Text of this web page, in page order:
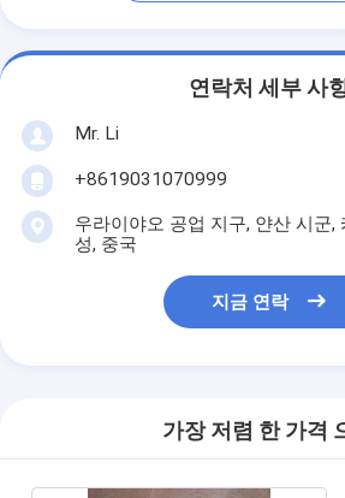
연락처 세부 사
Mr. Li
+8619031070999
우라이야오 공업 지구, 얀산 시군,
성, 중국
지금 연락
가장 저렴 한 가격